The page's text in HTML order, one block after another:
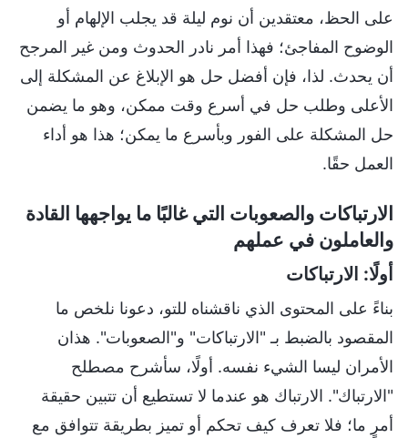
على الحظ، معتقدين أن نوم ليلة قد يجلب الإلهام أو
الوضوح المفاجئ؛ فهذا أمر نادر الحدوث ومن غير المرجح
أن يحدث. لذا، فإن أفضل حل هو الإبلاغ عن المشكلة إلى
الأعلى وطلب حل في أسرع وقت ممكن، وهو ما يضمن
حل المشكلة على الفور وبأسرع ما يمكن؛ هذا هو أداء
العمل حقًا.
الارتباكات والصعوبات التي غالبًا ما يواجهها القادة
والعاملون في عملهم
أولًا: الارتباكات
بناءً على المحتوى الذي ناقشناه للتو، دعونا نلخص ما
المقصود بالضبط بـ "الارتباكات" و"الصعوبات". هذان
الأمران ليسا الشيء نفسه. أولًا، سأشرح مصطلح
"الارتباك". الارتباك هو عندما لا تستطيع أن تتبين حقيقة
أمرٍ ما؛ فلا تعرف كيف تحكم أو تميز بطريقة تتوافق مع